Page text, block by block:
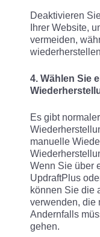
Deaktivieren
Ihrer Website,
vermeiden,
4. Wählen Sie
Es gibt
manuelle
Wenn Sie über
UpdraftPlus
können Sie die
verwenden, die
Andernfalls
gehen.